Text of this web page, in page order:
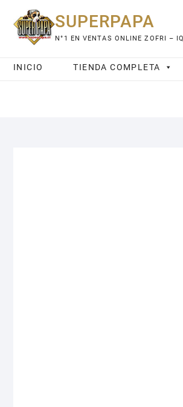
contenido
SUPERPAPA
N°1 EN VENTAS ONLINE ZOFRI –
INICIO TIENDA COMPLETA